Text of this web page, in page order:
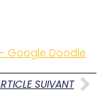
Google Doodle
SUIVANT